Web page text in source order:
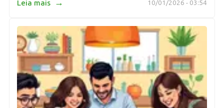
10/01/2026 - 03:54
Leia mais →